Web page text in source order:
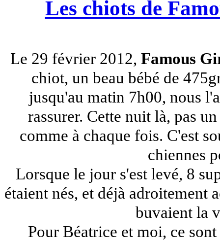
Les chiots de
Le 29 février 2012, Famous
chiot, un beau bébé de
jusqu'au matin 7h00, nous
rassurer. Cette nuit là, pas
comme à chaque fois. C'est
chiennes
Lorsque le jour s'est levé, 8
étaient nés, et déjà adroitement
buvaient la
Pour Béatrice et moi, ce